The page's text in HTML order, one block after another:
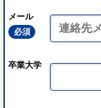
メール
必須
卒業大学